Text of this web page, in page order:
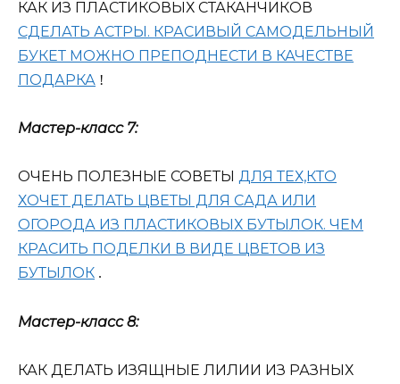
КАК ИЗ ПЛАСТИКОВЫХ СТАКАНЧИКОВ
СДЕЛАТЬ АСТРЫ. КРАСИВЫЙ САМОДЕЛЬНЫЙ
БУКЕТ МОЖНО ПРЕПОДНЕСТИ В КАЧЕСТВЕ
ПОДАРКА !
Мастер-класс 7:
ОЧЕНЬ ПОЛЕЗНЫЕ СОВЕТЫ ДЛЯ ТЕХ,КТО
ХОЧЕТ ДЕЛАТЬ ЦВЕТЫ ДЛЯ САДА ИЛИ
ОГОРОДА ИЗ ПЛАСТИКОВЫХ БУТЫЛОК. ЧЕМ
КРАСИТЬ ПОДЕЛКИ В ВИДЕ ЦВЕТОВ ИЗ
БУТЫЛОК .
Мастер-класс 8:
КАК ДЕЛАТЬ ИЗЯЩНЫЕ ЛИЛИИ ИЗ РАЗНЫХ